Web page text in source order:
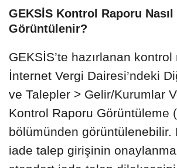
GEKSİS Kontrol Raporu Nasıl
Görüntülenir?
GEKSİS’te hazırlanan kontrol
İnternet Vergi Dairesi’ndeki
ve Talepler > Gelir/Kurumlar
Kontrol Raporu Görüntüleme
bölümünden görüntülenebilir.
iade talep girişinin